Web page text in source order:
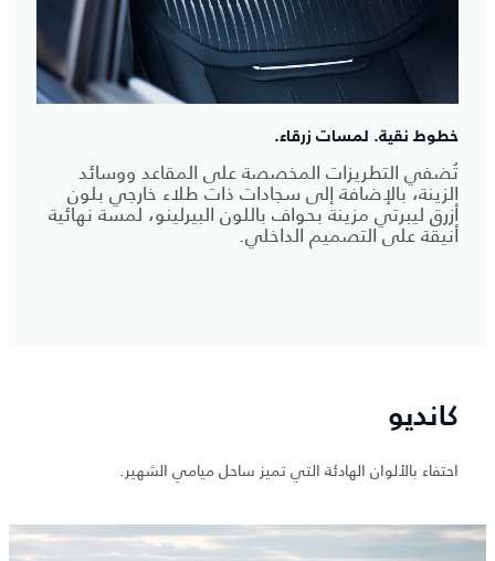
خطوط نقية. لمسات زرقاء.
تُضفي التطريزات المخصصة على المقاعد ووسائد
الزينة، بالإضافة إلى سجادات ذات طلاء خارجي بلون
أزرق ليبرتي مزينة بحواف باللون البيرلينو، لمسة نهائية
أنيقة على التصميم الداخلي.
كانديو
احتفاء بالألوان الهادئة التي تميز ساحل ميامي الشهير.